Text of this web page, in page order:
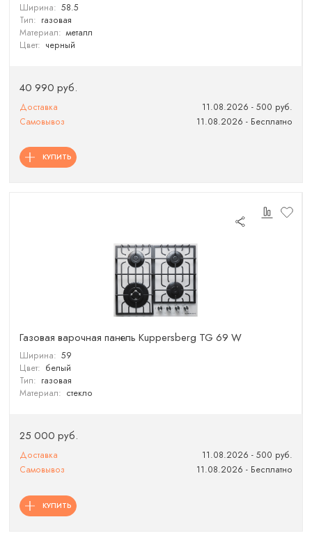
Ширина: 58.5
Тип: газовая
Материал: металл
Цвет: черный
40 990 руб.
Доставка
11.08.2026 - 500 руб.
Самовывоз
11.08.2026 - Бесплатно
КУПИТЬ
Газовая варочная панель Kuppersberg TG 69 W
Ширина: 59
Цвет: белый
Тип: газовая
Материал: стекло
25 000 руб.
Доставка
11.08.2026 - 500 руб.
Самовывоз
11.08.2026 - Бесплатно
КУПИТЬ